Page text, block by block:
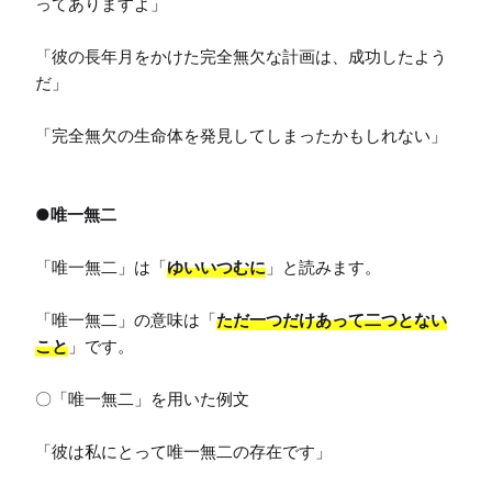
「彼の長年月をかけた完全無欠な計画は、成功したよう
だ」
「完全無欠の生命体を発見してしまったかもしれない」
●唯一無二
「唯一無二」は「ゆいいつむに 」と読みます。
「唯一無二」の意味は「ただ一つだけあって二つとない
こと 」です。
〇「唯一無二」を用いた例文
「彼は私にとって唯一無二の存在です」